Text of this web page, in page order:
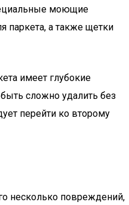
моющие
паркета, а также щетки
имеет глубокие
сложно удалить без
перейти ко второму
несколько повреждений,